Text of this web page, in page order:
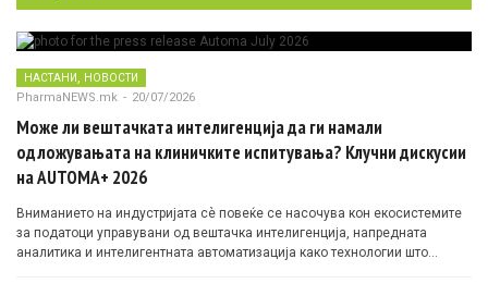
НАСТАНИ, НОВОСТИ
PharmaNEWS.mk - 20/07/2026
Може ли вештачката интелигенција да ги намали
одложувањата на клиничките испитувања? Клучни дискусии
на AUTOMA+ 2026
Вниманието на индустријата сè повеќе се насочува кон екосистемите
за податоци управувани од вештачка интелигенција, напредната
аналитика и интелигентната автоматизација како технологии што